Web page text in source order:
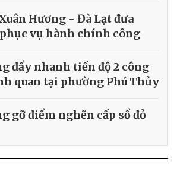
Hương - Đà Lạt đưa
vụ hành chính công
đẩy nhanh tiến độ 2 công
quan tại phường Phú Thủy
gỡ điểm nghẽn cấp sổ đỏ